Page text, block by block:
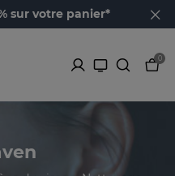
sur votre panier*
0